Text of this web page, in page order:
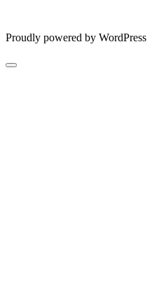
Proudly powered by WordPress